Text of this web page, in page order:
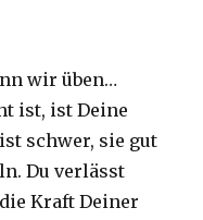
wir üben…
ist, ist Deine
schwer, sie gut
Du verlässt
Kraft Deiner